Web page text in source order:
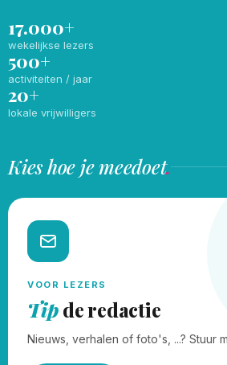
17.000+
wekelijkse lezers
500+
activiteiten / jaar
20+
lokale vrijwilligers
Kies hoe je meedoet.
VOOR LEZERS
Tipde redactie
Nieuws, verhalen of foto's, ...? Stuur